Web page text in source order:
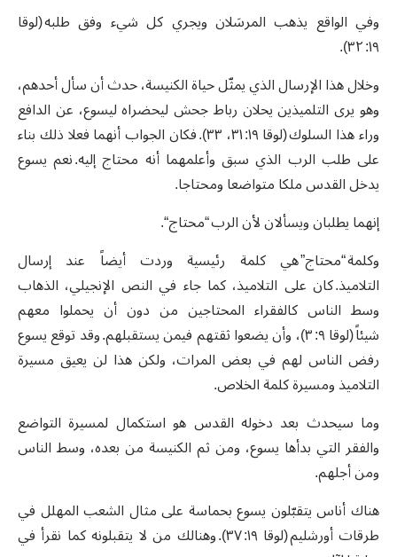
وفي الواقع يذهب المرسَلان ويجري كل شيء وفق طلبه (لوقا
١٩: ٣٢).
وخلال هذا الإرسال الذي يمثّل حياة الكنيسة، حدث أن سأل أحدهم،
وهو يرى التلميذين يحلان رباط جحش ليحضراه ليسوع، عن الدافع
وراء هذا السلوك (لوقا ١٩: ٣١، ٣٣). فكان الجواب أنهما فعلا ذلك بناء
على طلب الرب الذي سبق وأعلمهما أنه محتاج إليه. نعم يسوع
يدخل القدس ملكا متواضعا ومحتاجا.
إنهما يطلبان ويسألان لأن الرب “محتاج“.
وكلمة “محتاج” هي كلمة رئيسية وردت أيضاً عند إرسال
التلاميذ. كان على التلاميذ، كما جاء في النص الإنجيلي، الذهاب
وسط الناس كالفقراء المحتاجين من دون أن يحملوا معهم
شيئاً (لوقا ٩: ٣)، وأن يضعوا ثقتهم فيمن يستقبلهم. وقد توقع يسوع
رفض الناس لهم في بعض المرات، ولكن هذا لن يعيق مسيرة
التلاميذ ومسيرة كلمة الخلاص.
وما سيحدث بعد دخوله القدس هو استكمال لمسيرة التواضع
والفقر التي بدأها يسوع، ومن ثم الكنيسة من بعده، وسط الناس
ومن أجلهم.
هناك أناس يتقبّلون يسوع بحماسة على مثال الشعب المهلل في
طرقات أورشليم (لوقا ١٩: ٣٧). وهنالك من لا يتقبلونه كما نقرأ في